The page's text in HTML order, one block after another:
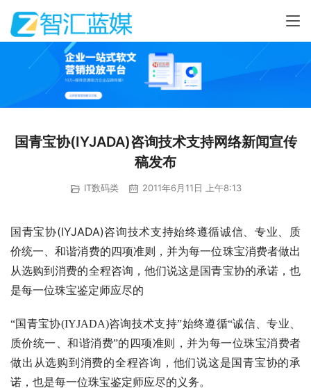
国青宝协(IYJADA)咨询技术支持网络新闻宣传
稿发布
IT数码类 2011年6月11日 上午8:13
国青宝协(IYJADA)咨询技术支持始终遵循诚信、专业、质
价统一、和谐消费的四项准则，并为每一位珠宝消费者做出
从选购到消费的全程咨询，他们说这是国青宝协的承诺，也
是每一位珠宝鉴定师应尽的
“国青宝协(IYJADA)咨询技术支持”始终遵循“诚信、专业、
质价统一、和谐消费”的四项准则，并为每一位珠宝消费者
做出从选购到消费的全程咨询，他们说这是国青宝协的承
诺，也是每一位珠宝鉴定师应尽的义务。